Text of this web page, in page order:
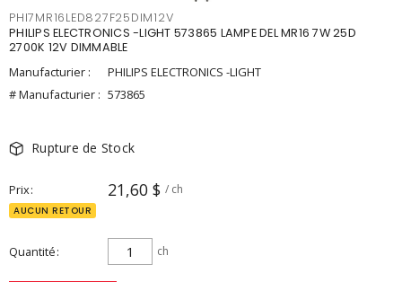
PHI7MR16LED827F25DIM12V
PHILIPS ELECTRONICS -LIGHT 573865 LAMPE DEL MR16 7W 25D
2700K 12V DIMMABLE
Manufacturier :
PHILIPS ELECTRONICS -LIGHT
# Manufacturier : 573865
Rupture de Stock
Prix 21,60 $ / ch
AUCUN RETOUR
Quantité ch